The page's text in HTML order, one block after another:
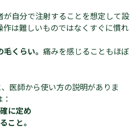
が自分で注射することを想定して設
は難しいものではなくすぐに慣れ
くらい。 痛みを感じることもほぼ
医師から使い方の説明がありま
に定め
こと。